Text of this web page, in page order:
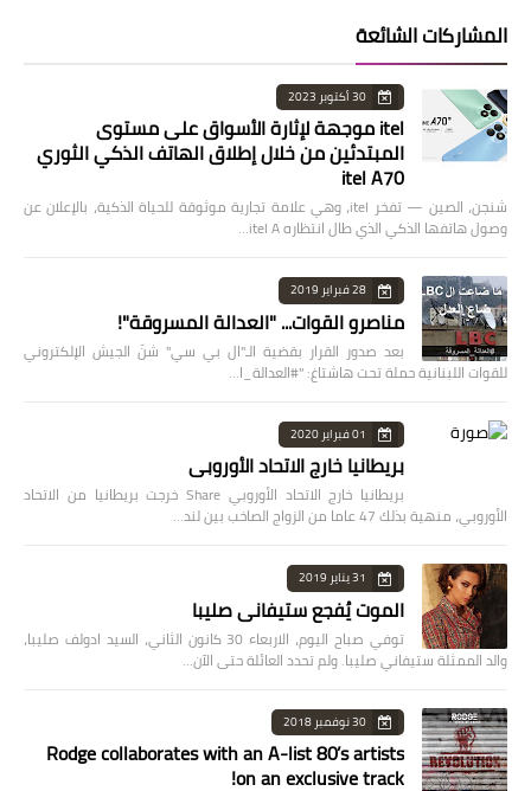
المشاركات الشائعة
30 أكتوبر 2023
itel موجهة لإثارة الأسواق على مستوى
المبتدئين من خلال إطلاق الهاتف الذكي الثوري
itel A70
شنجن، الصين — تفخر itel، وهي علامة تجارية موثوقة للحياة الذكية، بالإعلان عن
وصول هاتفها الذكي الذي طال انتظاره itel A…
28 فبراير 2019
مناصرو القوات... "العدالة المسروقة"!
بعد صدور القرار بقضية الـ"ال بي سي" شنّ الجيش الإلكتروني
للقوات اللبنانية حملة تحت هاشتاغ: "#العدالة_ا…
01 فبراير 2020
بريطانيا خارج الاتحاد الأوروبي
بريطانيا خارج الاتحاد الأوروبي Share خرجت بريطانيا من الاتحاد
الأوروبي، منهية بذلك 47 عاما من الزواج الصاخب بين لند…
31 يناير 2019
الموت يُفجع ستيفاني صليبا
توفي صباح اليوم، الاربعاء 30 كانون الثاني، السيد ادولف صليبا،
والد الممثلة ستيفاني صليبا. ولم تحدد العائلة حتى الآن…
30 نوفمبر 2018
Rodge collaborates with an A-list 80’s artists
on an exclusive track!